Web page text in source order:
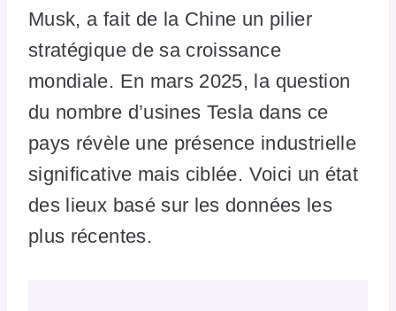
Musk, a fait de la Chine un pilier
stratégique de sa croissance
mondiale. En mars 2025, la question
du nombre d’usines Tesla dans ce
pays révèle une présence industrielle
significative mais ciblée. Voici un état
des lieux basé sur les données les
plus récentes.